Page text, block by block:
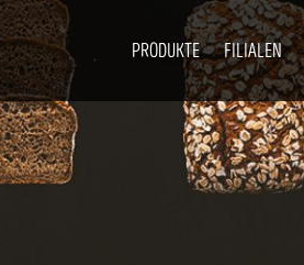
PRODUKTE FILIALEN